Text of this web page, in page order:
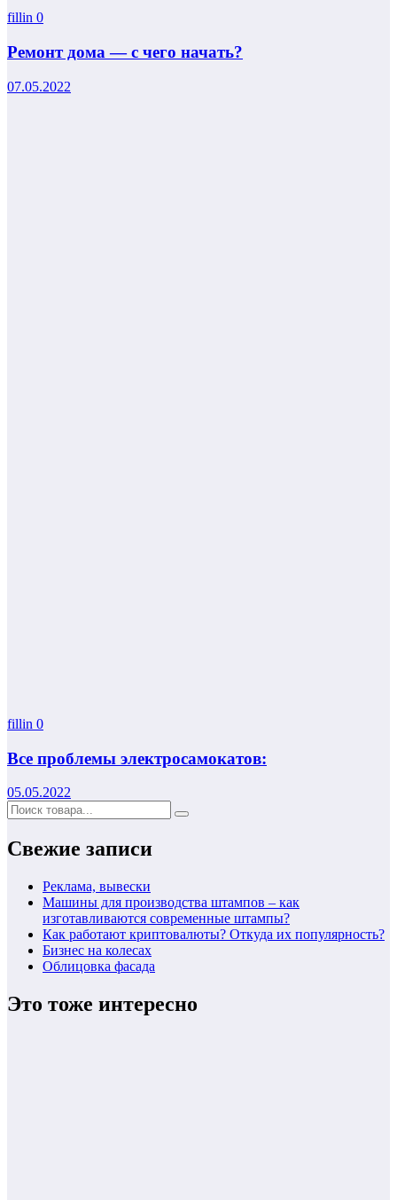
fillin 0
Ремонт дома — с чего начать?
07.05.2022
fillin 0
Все проблемы электросамокатов:
05.05.2022
Свежие записи
Реклама, вывески
Машины для производства штампов – как
изготавливаются современные штампы?
Как работают криптовалюты? Откуда их популярность?
Бизнес на колесах
Облицовка фасада
Это тоже интересно